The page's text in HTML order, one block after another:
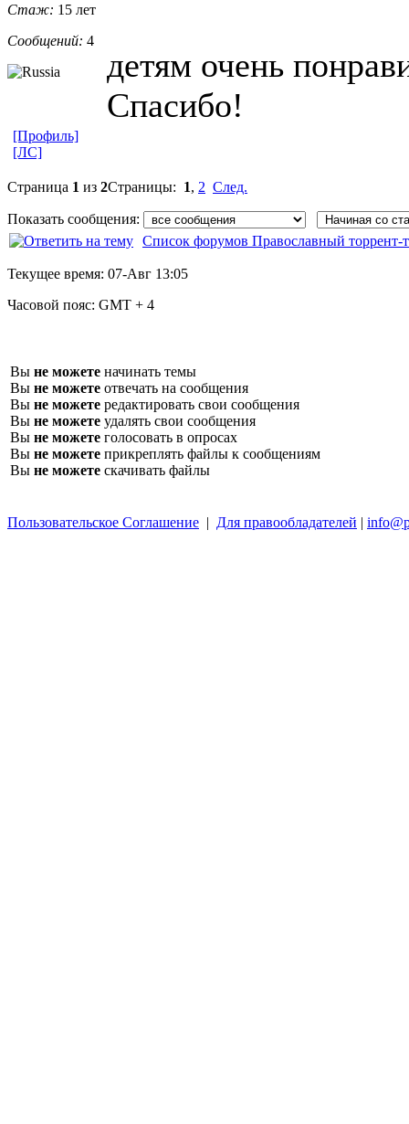
Стаж: 15 лет
Сообщений: 4
детям очень
Спасибо!
[Профиль]
[ЛС]
Страница 1 из 2Страницы: 1, 2 След.
Показать сообщения:
Список форумов Православный торрент-
Текущее время: 07-Авг 13:05
Часовой пояс: GMT + 4
Вы не можете начинать темы
Вы не можете отвечать на сообщения
Вы не можете редактировать свои сообщения
Вы не можете удалять свои сообщения
Вы не можете голосовать в опросах
Вы не можете прикреплять файлы к сообщениям
Вы не можете скачивать файлы
Пользовательское Соглашение | Для правообладателей |